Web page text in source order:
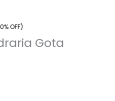
OFF)
Gota